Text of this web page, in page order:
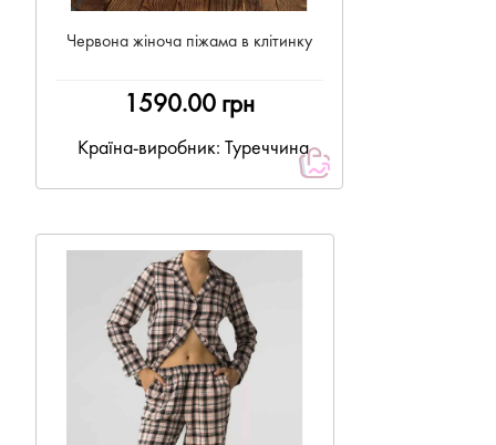
Червона жіноча піжама в клітинку
1590.00 грн
Країна-виробник: Туреччина